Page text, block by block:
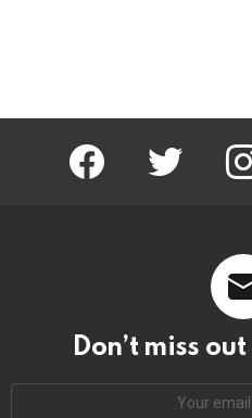
facebook twitter
Don’t miss